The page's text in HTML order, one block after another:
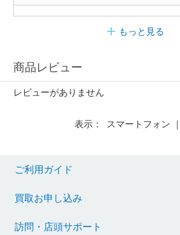
もっと見る
商品レビュー
レビューがありません
表示： スマートフォン ｜
ご利用ガイド
買取お申し込み
訪問・店頭サポート